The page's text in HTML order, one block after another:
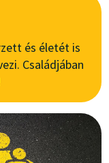
és életét is
Családjában